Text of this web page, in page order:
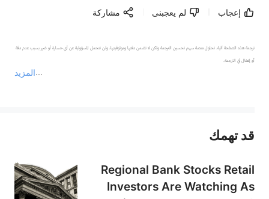
إعجاب لم يعجبنى مشاركة
المزيد
ترجمة هذه الصفحة آلية. تحاول منصة سهم تحسين الترجمة ولكن لا تضمن دقتها وموثوقيتها، ولن تتحمل المسؤولية عن أي خسارة أو ضرر بسبب عدم دقة
أو إغفال في الترجمة.
عند الضرورة، يرجى استشارة مستشار استثمار محترف. لا تقدم منصة سهم أي مشورة استثمارية، ولا تقدم أي التزامات أو ضمانات.
قد تهمك
Regional Bank Stocks Retail
Investors Are Watching As